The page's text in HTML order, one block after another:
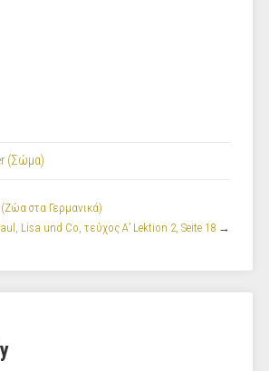
(Σώμα)
στα Γερμανικά)
Lisa und Co, τεύχος Α’ Lektion 2, Seite 18 →